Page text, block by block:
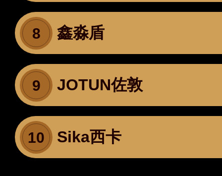
8 鑫淼盾
9 JOTUN佐敦
10 Sika西卡